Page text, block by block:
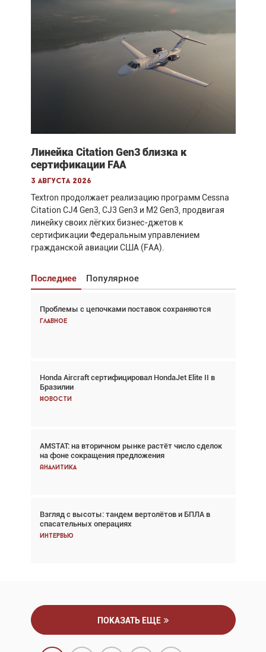
Линейка Citation Gen3 близка к
сертификации FAA
3 августа 2026
Textron продолжает реализацию программ Cessna
Citation CJ4 Gen3, CJ3 Gen3 и M2 Gen3, продвигая
линейку своих лёгких бизнес-джетов к
сертификации Федеральным управлением
гражданской авиации США (FAA).
Последнее Популярное
Проблемы с цепочками поставок сохраняются
Главное
Honda Aircraft сертифицировал HondaJet Elite II в
Бразилии
Новости
AMSTAT: на вторичном рынке растёт число сделок
на фоне сокращения предложения
Аналитика
Взгляд с высоты: тандем вертолётов и БПЛА в
спасательных операциях
Интервью
Взгляд с высоты: тандем вертолётов и БПЛА в
спасательных операциях
Авиационный фотограф Дэйв Кох: «Фотография
говорит сама за себя... а ИИ всё портит»
Новости
Проблемы с цепочками поставок сохраняются
Аналитика
Частный самолёт – это актив. Подходите к
покупке соответствующим образом
Интервью
ПОКАЗАТЬ ЕЩЕ